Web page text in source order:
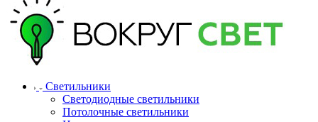
Светильники
Светодиодные светильники
Потолочные светильники